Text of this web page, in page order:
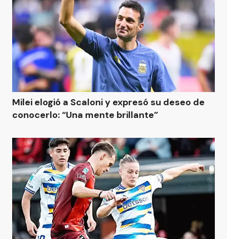
Milei elogió a Scaloni y expresó su deseo de
conocerlo: “Una mente brillante”